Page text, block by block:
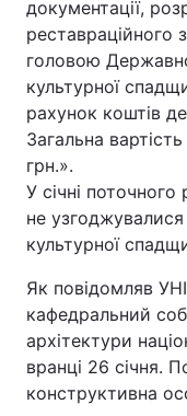
Головна
Україна
Економіка
Техно і зв'язок
Зброя
Здоров'я
Цікавинки
Екологія
документації,
реставраційного
головою
культурної
рахунок коштів
Загальна
грн.».
У січні поточного
не
культурної
Як повідомляв
кафедральний
архітектури
вранці 26 січня.
конструктивна